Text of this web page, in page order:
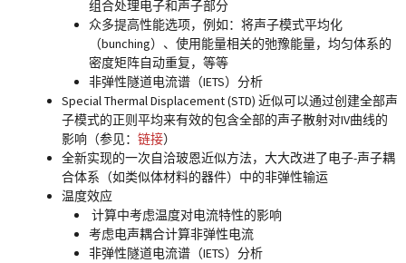
组合处理电子和声子部分
众多提高性能选项，例如：将声子模式平均化
（bunching）、使用能量相关的弛豫能量，均匀体系的
密度矩阵自动重复，等等
非弹性隧道电流谱（IETS）分析
Special Thermal Displacement (STD) 近似可以通过创建全部声
子模式的正则平均来有效的包含全部的声子散射对IV曲线的
影响（参见： 链接）
全新实现的一次自洽玻恩近似方法，大大改进了电子-声子耦
合体系（如类似体材料的器件）中的非弹性输运
温度效应
计算中考虑温度对电流特性的影响
考虑电声耦合计算非弹性电流
非弹性隧道电流谱（IETS）分析